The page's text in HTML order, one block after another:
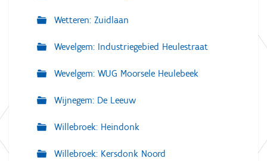
Wetteren: Zuidlaan
Wevelgem: Industriegebied Heulestraat
Wevelgem: WUG Moorsele Heulebeek
Wijnegem: De Leeuw
Willebroek: Heindonk
Willebroek: Kersdonk Noord